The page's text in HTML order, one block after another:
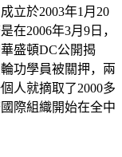
立於2003年1月20
在2006年3月9日，
盛頓DC公開揭
功學員被關押，兩
人就摘取了2000多
際組織開始在全中